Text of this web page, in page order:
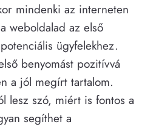
mindenki az interneten
weboldalad az első
ügyfelekhez.
benyomást pozitívvá
a jól megírt tartalom.
lesz szó, miért is fontos a
segíthet a